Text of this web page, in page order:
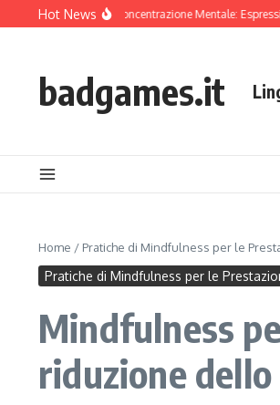
Skip to content
Hot News
di Canto per la Concentrazione Mentale: Espressione
badgames.it
Home / Pratiche di Mindfulness per le
Pratiche di Mindfulness per le
Mindfulness
riduzione